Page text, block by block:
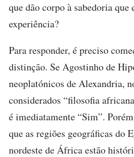
que dão corpo à sabedoria que
experiência?
Para responder, é preciso
distinção. Se Agostinho de
neoplatónicos de Alexandria,
considerados “filosofia
é imediatamente “Sim”.
que as regiões geográficas do
nordeste de África estão